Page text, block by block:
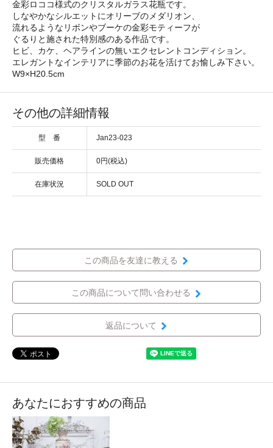
金彩ロココ様式のクリスタルガラス花瓶です。
しなやかなシルエットにオリーブのメダリオン、
流れるようなリボンやブーケの金彩モティーフが
ぐるりと施された特別感のある作品です。
ヒビ、カケ、ヘアラインの無いエクセレントコンディション。
エレガントなインテリアに季節のお花を活けてお愉しみ下さい。
W9×H20.5cm
その他の詳細情報
型 番 Jan23-023
販売価格 0円(税込)
在庫状況 SOLD OUT
この商品を友達に教える
この商品について問い合わせる
返品について
あなたにおすすめの商品